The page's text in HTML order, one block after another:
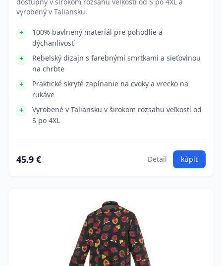
vyrobený v Taliansku.
100% bavlnený materiál pre pohodlie a
dýchanlivosť
Rebelský dizajn s farebnými smrtkami a sieťovinou
na chrbte
Praktické skryté zapínanie na cvoky a vrecko na
rukáve
Vyrobené v Taliansku v širokom rozsahu veľkostí od
S po 4XL
45.9 € Detail kúpiť